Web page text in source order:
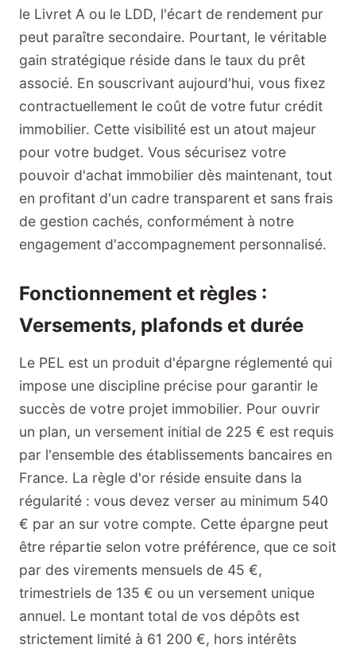
le Livret A ou le LDD, l'écart de rendement pur
peut paraître secondaire. Pourtant, le véritable
gain stratégique réside dans le taux du prêt
associé. En souscrivant aujourd'hui, vous fixez
contractuellement le coût de votre futur crédit
immobilier. Cette visibilité est un atout majeur
pour votre budget. Vous sécurisez votre
pouvoir d'achat immobilier dès maintenant, tout
en profitant d'un cadre transparent et sans frais
de gestion cachés, conformément à notre
engagement d'accompagnement personnalisé.
Fonctionnement et règles :
Versements, plafonds et durée
Le PEL est un produit d'épargne réglementé qui
impose une discipline précise pour garantir le
succès de votre projet immobilier. Pour ouvrir
un plan, un versement initial de 225 € est requis
par l'ensemble des établissements bancaires en
France. La règle d'or réside ensuite dans la
régularité : vous devez verser au minimum 540
€ par an sur votre compte. Cette épargne peut
être répartie selon votre préférence, que ce soit
par des virements mensuels de 45 €,
trimestriels de 135 € ou un versement unique
annuel. Le montant total de vos dépôts est
strictement limité à 61 200 €, hors intérêts